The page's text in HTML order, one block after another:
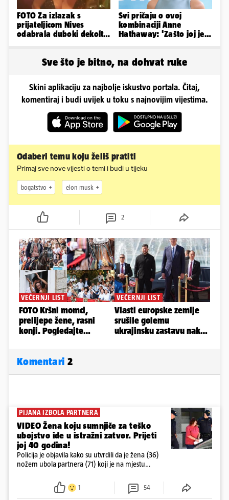
FOTO Za izlazak s
prijateljicom Nives
odabrala duboki dekolte
Svi pričaju o ovoj
kombinaciji Anne
Hathaway: 'Zašto joj je
Sve što je bitno, na dohvat ruke
Skini aplikaciju za najbolje iskustvo portala. Čitaj,
komentiraj i budi uvijek u toku s najnovijim vijestima.
Odaberi temu koju želiš pratiti
Primaj sve nove vijesti o temi i budi u tijeku
bogatstvo elon musk
2
Komentari 2
PIJANA IZBOLA PARTNERA
VIDEO Žena koju sumnjiče za teško
ubojstvo ide u istražni zatvor. Prijeti
joj 40 godina!
Policija je objavila kako su utvrdili da je žena (36)
nožem ubola partnera (71) koji je na mjestu
ispitali i poslali u istražni zatvor
1 54